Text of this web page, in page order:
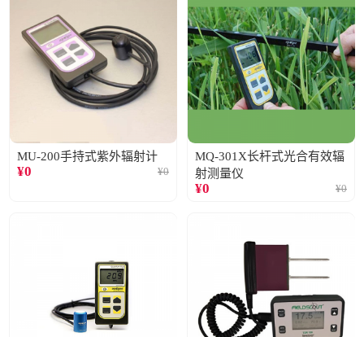
MU-200手持式紫外辐射计
¥0 ¥0
MQ-301X长杆式光合有效辐
射测量仪
¥0 ¥0